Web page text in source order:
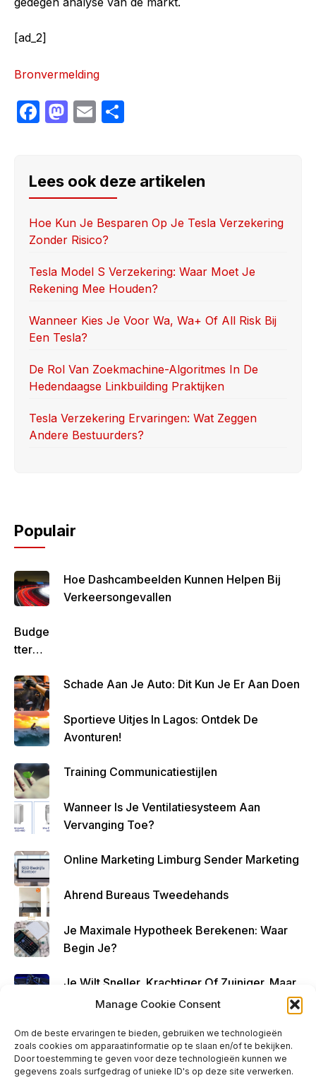
Manage Cookie Consent
Om de beste ervaringen te bieden, gebruiken we technologieën
zoals cookies om apparaatinformatie op te slaan en/of te bekijken.
Door toestemming te geven voor deze technologieën kunnen we
gegevens zoals surfgedrag of unieke ID's op deze site verwerken.
[ad_2]
Bronvermelding
F
e
b
o
o
k
M
o
d
o
n
E
e
Lees ook deze artikelen
Hoe Kun Je Besparen Op Je Tesla Verzekering
Zonder Risico?
Tesla Model S Verzekering: Waar Moet Je
Rekening Mee Houden?
Wanneer Kies Je Voor Wa, Wa+ Of All Risk Bij
Een Tesla?
De Rol Van Zoekmachine-Algoritmes In De
Hedendaagse Linkbuilding Praktijken
Tesla Verzekering Ervaringen: Wat Zeggen
Andere Bestuurders?
Populair
Hoe Dashcambeelden Kunnen Helpen Bij
Verkeersongevallen
Budge
Tteren
Belan
Grijk
Om
Zo
Geld
Over
Te
Houde
Schade Aan Je Auto: Dit Kun Je Er Aan Doen
Sportieve Uitjes In Lagos: Ontdek De
Avonturen!
Training Communicatiestijlen
Wanneer Is Je Ventilatiesysteem Aan
Vervanging Toe?
Online Marketing Limburg Sender Marketing
Ahrend Bureaus Tweedehands
Je Maximale Hypotheek Berekenen: Waar
Begin Je?
Je Wilt Sneller, Krachtiger Of Zuiniger. Maar,
Kun Je Elke Auto Tunen?